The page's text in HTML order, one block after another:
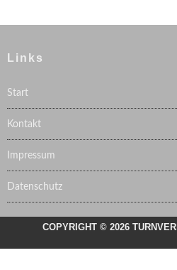
Links
Start
Kontakt
Impressum
Datenschutz
COPYRIGHT © 2026